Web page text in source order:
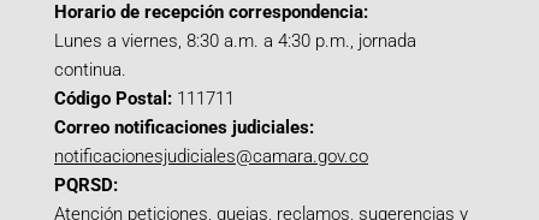
Horario de recepción correspondencia:
Lunes a viernes, 8:30 a.m. a 4:30 p.m., jornada
continua.
Código Postal: 111711
Correo notificaciones judiciales:
notificacionesjudiciales@camara.gov.co
PQRSD:
Atención peticiones, quejas, reclamos, sugerencias y